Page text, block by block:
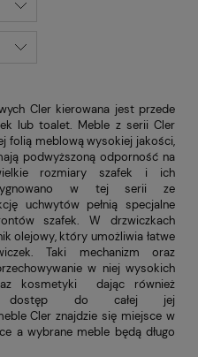
Cler kierowana jest przede
lub toalet. Meble z serii Cler
folią meblową wysokiej jakości,
podwyższoną odporność na
rozmiary szafek i ich
w tej serii ze
uchwytów pełnią specjalne
szafek. W drzwiczkach
olejowy, który umożliwia łatwe
Taki mechanizm oraz
w niej wysokich
kosmetyki dając również
dostęp do całej jej
Cler znajdzie się miejsce w
a wybrane meble będą długo